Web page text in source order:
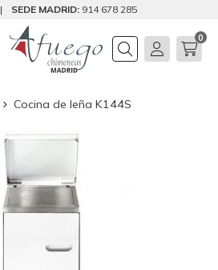
| SEDE MADRID: 914 678 285
Buscar
0
Cocina de leña K144S